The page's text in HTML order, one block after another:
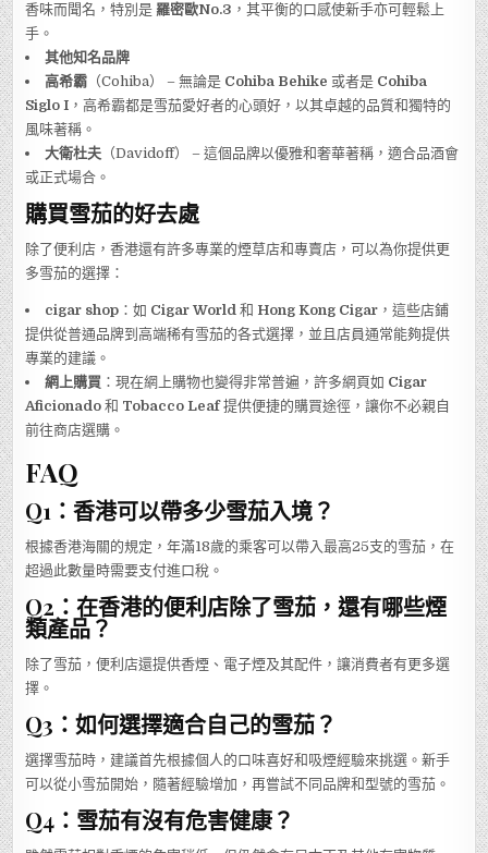
香味而聞名，特別是羅密歐No.3 ，其平衡的口感使新手亦可輕鬆上
手。
其他知名品牌
高希霸 （Cohiba） – 無論是 Cohiba Behike 或者是 Cohiba
Siglo I ，高希霸都是雪茄愛好者的心頭好，以其卓越的品質和獨特的
風味著稱。
大衛杜夫 （Davidoff） – 這個品牌以優雅和奢華著稱，適合品酒會
或正式場合。
購買雪茄的好去處
除了便利店，香港還有許多專業的煙草店和專賣店，可以為你提供更
多雪茄的選擇：
cigar shop ：如 Cigar World 和 Hong Kong Cigar ，這些店鋪
提供從普通品牌到高端稀有雪茄的各式選擇，並且店員通常能夠提供
專業的建議。
網上購買 ：現在網上購物也變得非常普遍，許多網頁如 Cigar
Aficionado 和 Tobacco Leaf提供便捷的購買途徑，讓你不必親自
前往商店選購。
FAQ
Q1：香港可以帶多少雪茄入境？
根據香港海關的規定，年滿18歲的乘客可以帶入最高25支的雪茄，在
超過此數量時需要支付進口稅。
Q2：在香港的便利店除了雪茄，還有哪些煙
類產品？
除了雪茄，便利店還提供香煙、電子煙及其配件，讓消費者有更多選
擇。
Q3：如何選擇適合自己的雪茄？
選擇雪茄時，建議首先根據個人的口味喜好和吸煙經驗來挑選。新手
可以從小雪茄開始，隨著經驗增加，再嘗試不同品牌和型號的雪茄。
Q4：雪茄有沒有危害健康？